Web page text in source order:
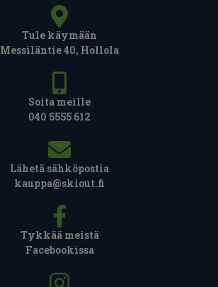
Tule käymään
Messiläntie 40, Hollola
Soita meille
040 5555 612
Lähetä sähköpostia
kauppa@skiout.fi
Tykkää meistä
Facebookissa